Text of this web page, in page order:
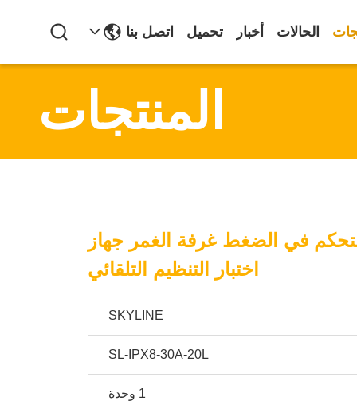
الحالات أخبار تحميل اتصل بنا
المنتجات
التحكم في الضغط غرفة الغمر جهاز
اختبار التنظيم التلقائي
SKYLINE
SL-IPX8-30A-20L
1 وحدة